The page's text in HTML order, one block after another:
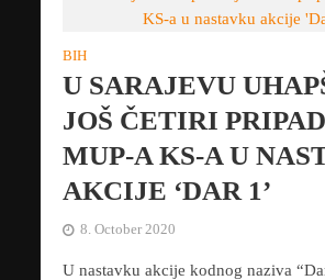
BIH
U SARAJEVU
JOŠ ČETIRI
MUP-A KS-A U
AKCIJE ‘DAR 1’
8. October 2020
U nastavku akcije kodnog naziva